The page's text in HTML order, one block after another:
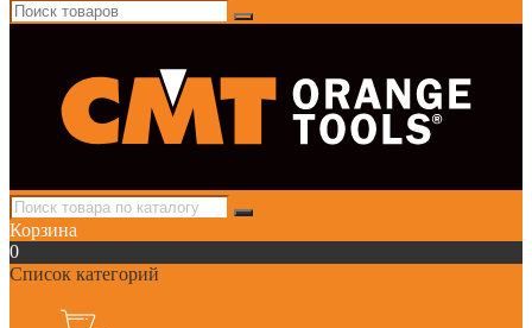
Корзина
0
Список категорий